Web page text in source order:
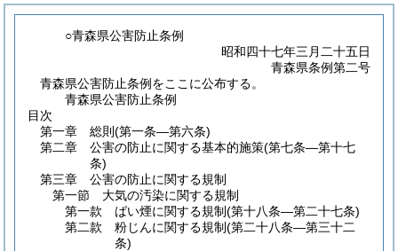
○青森県公害防止条例
昭和四十七年三月二十五日
青森県条例第二号
青森県公害防止条例をここに公布する。
青森県公害防止条例
目次
第一章
総則 (第一条―第六条)
第二章
公害の防止に関する基本的施策(第七条―第十七
条)
第三章
公害の防止に関する規制
第一節
大気の汚染に関する規制
第一款
ばい煙に関する規制(第十八条―第二十七条)
第二款
粉じんに関する規制(第二十八条―第三十二
条)